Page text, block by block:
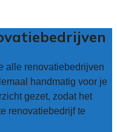
alle renovatiebedrijven
handmatig voor je
gezet, zodat het
renovatiebedrijf te